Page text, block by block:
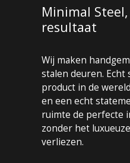
Minimal
resultaat
Wij maken
stalen deuren. Echt
product in de
en een echt
ruimte de perfecte
zonder het
verliezen.